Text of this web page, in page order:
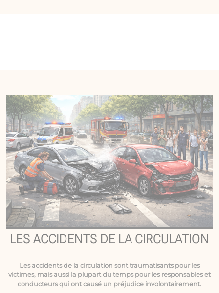
LES ACCIDENTS DE LA CIRCULATION
Les accidents de la circulation sont traumatisants pour les
victimes, mais aussi la plupart du temps pour les responsables et
conducteurs qui ont causé un préjudice involontairement.